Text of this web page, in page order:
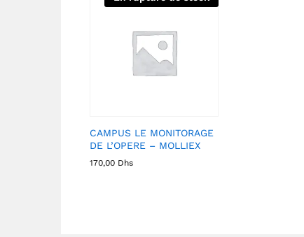
CAMPUS LE MONITORAGE
DE L’OPERE – MOLLIEX
170,00 Dhs